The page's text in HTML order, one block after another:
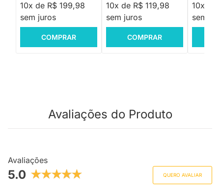
10x de R$ 199,98
sem juros
COMPRAR
10x de R$ 119,98
sem juros
COMPRAR
10x de
sem
Avaliações do Produto
Avaliações
5.0 QUERO AVALIAR